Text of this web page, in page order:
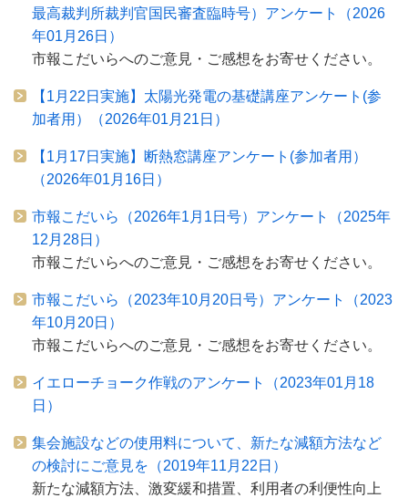
最高裁判所裁判官国民審査臨時号）アンケート（2026
年01月26日）
市報こだいらへのご意見・ご感想をお寄せください。
【1月22日実施】太陽光発電の基礎講座アンケート(参
加者用）（2026年01月21日）
【1月17日実施】断熱窓講座アンケート(参加者用）
（2026年01月16日）
市報こだいら（2026年1月1日号）アンケート（2025年
12月28日）
市報こだいらへのご意見・ご感想をお寄せください。
市報こだいら（2023年10月20日号）アンケート（2023
年10月20日）
市報こだいらへのご意見・ご感想をお寄せください。
イエローチョーク作戦のアンケート（2023年01月18
日）
集会施設などの使用料について、新たな減額方法など
の検討にご意見を（2019年11月22日）
新たな減額方法、激変緩和措置、利用者の利便性向上